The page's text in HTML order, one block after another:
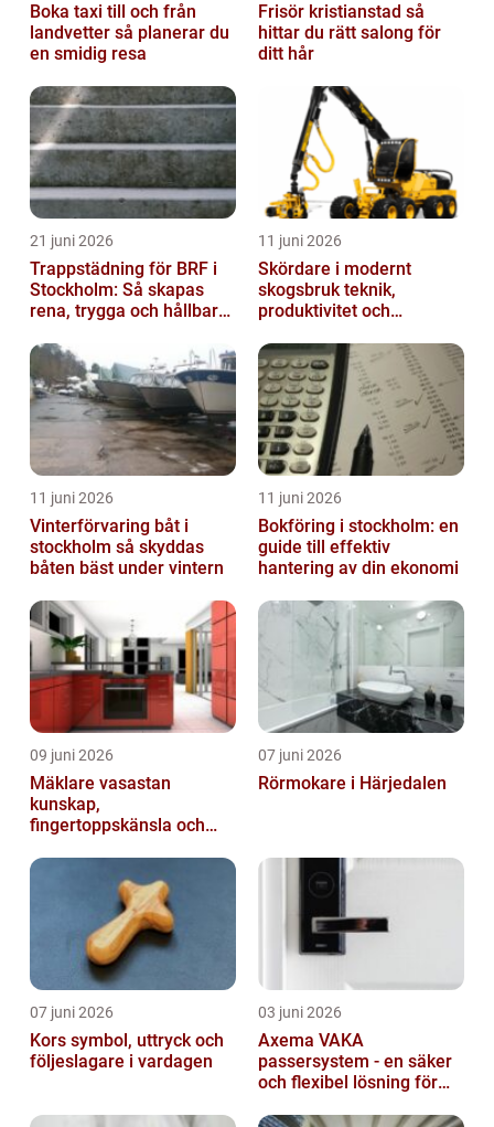
Boka taxi till och från
landvetter så planerar du
en smidig resa
Frisör kristianstad så
hittar du rätt salong för
ditt hår
21 juni 2026
Trappstädning för BRF i
Stockholm: Så skapas
rena, trygga och hållbara
11 juni 2026
Skördare i modernt
skogsbruk teknik,
produktivitet och
11 juni 2026
Vinterförvaring båt i
stockholm så skyddas
båten bäst under vintern
11 juni 2026
Bokföring i stockholm: en
guide till effektiv
hantering av din ekonomi
09 juni 2026
Mäklare vasastan
kunskap,
fingertoppskänsla och
07 juni 2026
Rörmokare i Härjedalen
07 juni 2026
Kors symbol, uttryck och
följeslagare i vardagen
03 juni 2026
Axema VAKA
passersystem - en säker
och flexibel lösning för